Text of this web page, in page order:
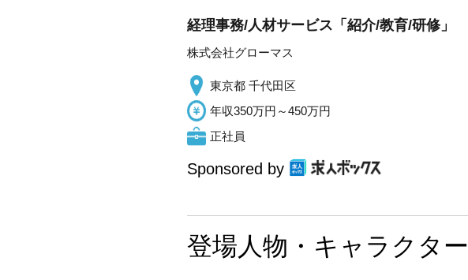
経理事務/人材サービス「紹介/教育/研修」
株式会社グローマス
東京都 千代田区
年収350万円～450万円
正社員
Sponsored by
登場人物・キャラクター